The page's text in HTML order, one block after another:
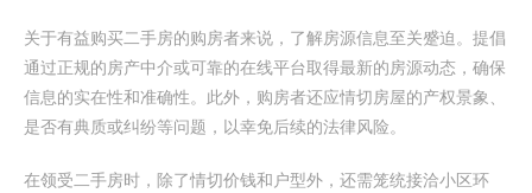
关于有益购买二手房的购房者来说，了解房源信息至关蹙迫。提倡
通过正规的房产中介或可靠的在线平台取得最新的房源动态，确保
信息的实在性和准确性。此外，购房者还应情切房屋的产权景象、
是否有典质或纠纷等问题，以幸免后续的法律风险。
在领受二手房时，除了情切价钱和户型外，还需笼统接洽小区环